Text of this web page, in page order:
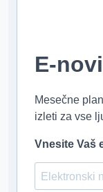
E-
Mesečne
izleti za vse
Vnesite Vaš